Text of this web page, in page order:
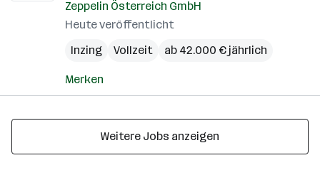
Zeppelin Österreich GmbH
Heute veröffentlicht
Inzing
Vollzeit ab 42.000 € jährlich
Merken
Weitere Jobs anzeigen